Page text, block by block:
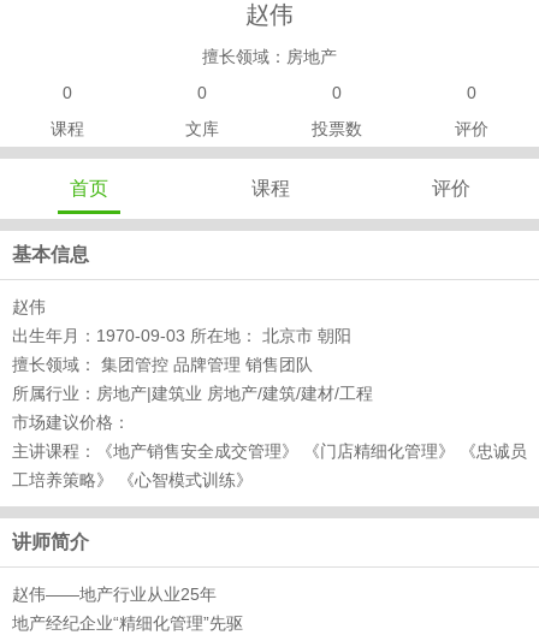
赵伟
擅长领域：房地产
0
0 0
0
课程
文库 投票数 评价
首页 课程 评价
基本信息
赵伟
出生年月：1970-09-03 所在地： 北京市 朝阳
擅长领域： 集团管控 品牌管理 销售团队
所属行业：房地产|建筑业 房地产/建筑/建材/工程
市场建议价格：
主讲课程：《地产销售安全成交管理》 《门店精细化管理》 《忠诚员
工培养策略》 《心智模式训练》
讲师简介
赵伟——地产行业从业25年
地产经纪企业“精细化管理”先驱